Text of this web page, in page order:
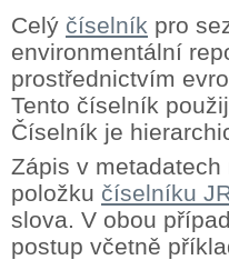
Celý číselník pro
environmentální
prostřednictvím
Tento číselník
Číselník je
Zápis v
položku číselníku
slova. V obou
postup včetně